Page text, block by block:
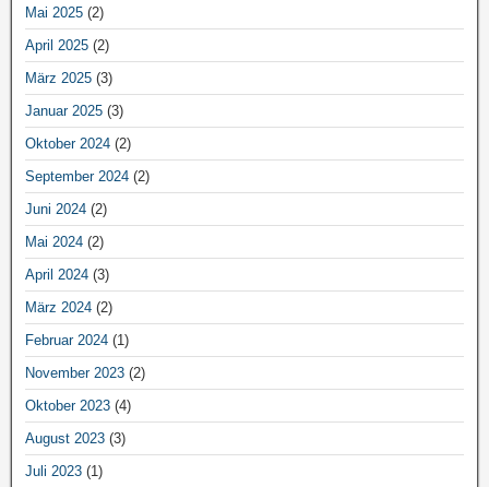
Mai 2025 (2)
April 2025 (2)
März 2025 (3)
Januar 2025 (3)
Oktober 2024 (2)
September 2024 (2)
Juni 2024 (2)
Mai 2024 (2)
April 2024 (3)
März 2024 (2)
Februar 2024 (1)
November 2023 (2)
Oktober 2023 (4)
August 2023 (3)
Juli 2023 (1)